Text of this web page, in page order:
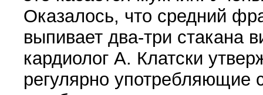
Ока­залось, что средний
выпивает два-три стакана
кардиолог А. Клатски
регулярно употребляющие